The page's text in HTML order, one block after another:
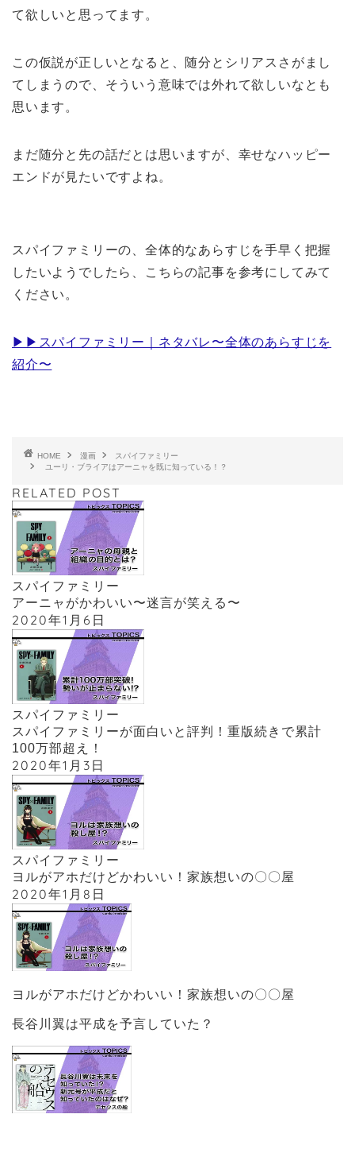
て欲しいと思ってます。
この仮説が正しいとなると、随分とシリアスさがまし
てしまうので、そういう意味では外れて欲しいなとも
思います。
まだ随分と先の話だとは思いますが、幸せなハッピー
エンドが見たいですよね。
スパイファミリーの、全体的なあらすじを手早く把握
したいようでしたら、こちらの記事を参考にしてみて
ください。
▶︎▶︎スパイファミリー｜ネタバレ〜全体のあらすじを
紹介〜
HOME 漫画
スパイファミリー
ユーリ・ブライアはアーニャを既に知っている！？
RELATED POST
スパイファミリー
アーニャがかわいい〜迷言が笑える〜
2020年1月6日
スパイファミリー
スパイファミリーが面白いと評判！重版続きで累計
100万部超え！
2020年1月3日
スパイファミリー
ヨルがアホだけどかわいい！家族想いの〇〇屋
2020年1月8日
ヨルがアホだけどかわいい！家族想いの〇〇屋
長谷川翼は平成を予言していた？